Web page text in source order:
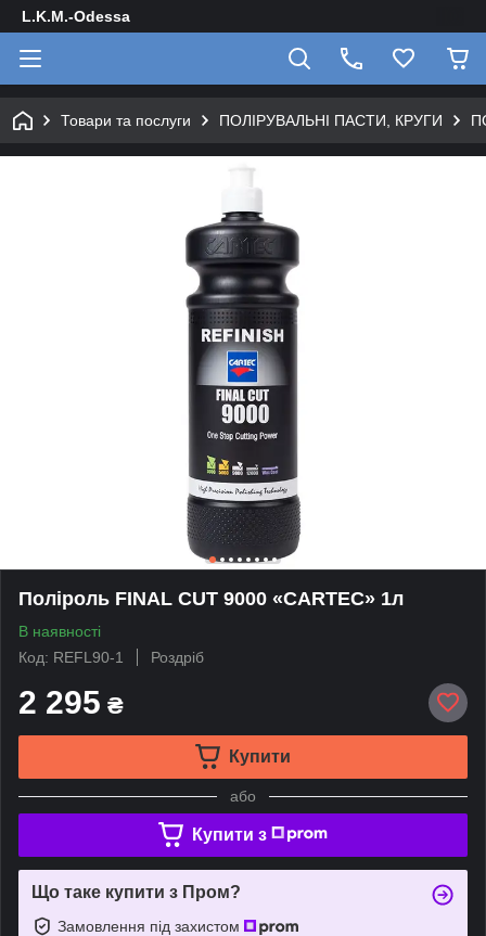
L.K.M.-Odessa
Товари та послуги ПОЛІРУВАЛЬНІ ПАСТИ, КРУГИ
Поліроль FINAL CUT 9000 «CARTEC» 1л
В наявності
Код: REFL90-1
Роздріб
2 295 ₴
Купити
або
Купити з
Що таке купити з Пром?
Замовлення під захистом